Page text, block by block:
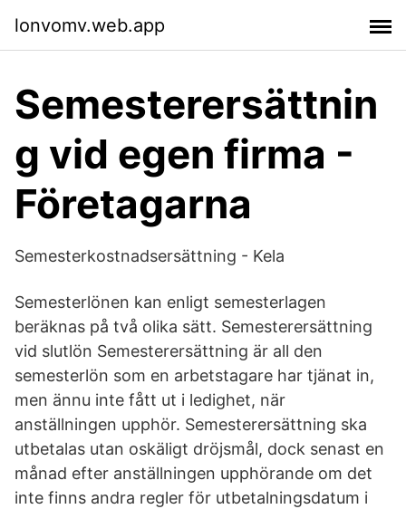
lonvomv.web.app
Semesterersättnin
g vid egen firma -
Företagarna
Semesterkostnadsersättning - Kela
Semesterlönen kan enligt semesterlagen
beräknas på två olika sätt. Semesterersättning
vid slutlön Semesterersättning är all den
semesterlön som en arbetstagare har tjänat in,
men ännu inte fått ut i ledighet, när
anställningen upphör. Semesterersättning ska
utbetalas utan oskäligt dröjsmål, dock senast en
månad efter anställningen upphörande om det
inte finns andra regler för utbetalningsdatum i